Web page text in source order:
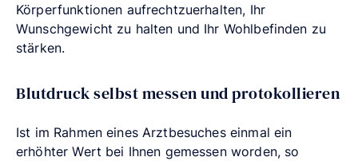
Körperfunktionen aufrechtzuerhalten, Ihr
Wunschgewicht zu halten und Ihr Wohlbefinden zu
stärken.
Blutdruck selbst messen und protokollieren
Ist im Rahmen eines Arztbesuches einmal ein
erhöhter Wert bei Ihnen gemessen worden, so